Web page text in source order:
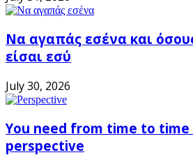
Να αγαπάς εσένα και
είσαι εσύ
July 30, 2026
You need from time to
perspective